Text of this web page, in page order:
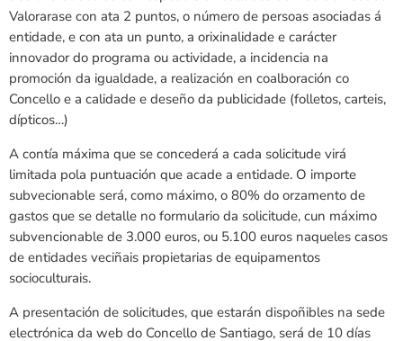
Valorarase con ata 2 puntos, o número de persoas asociadas á
entidade, e con ata un punto, a orixinalidade e carácter
innovador do programa ou actividade, a incidencia na
promoción da igualdade, a realización en coalboración co
Concello e a calidade e deseño da publicidade (folletos, carteis,
dípticos…)
A contía máxima que se concederá a cada solicitude virá
limitada pola puntuación que acade a entidade. O importe
subvecionable será, como máximo, o 80% do orzamento de
gastos que se detalle no formulario da solicitude, cun máximo
subvencionable de 3.000 euros, ou 5.100 euros naqueles casos
de entidades veciñais propietarias de equipamentos
socioculturais.
A presentación de solicitudes, que estarán dispoñibles na sede
electrónica da web do Concello de Santiago, será de 10 días